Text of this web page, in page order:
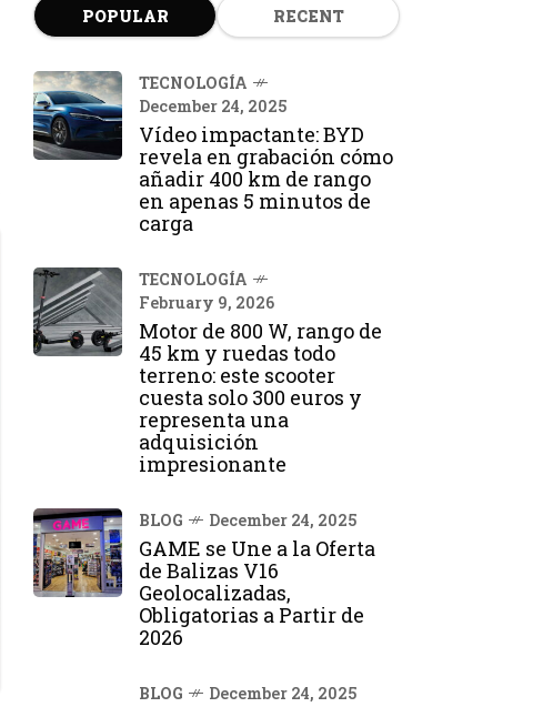
POPULAR RECENT
TECNOLOGÍA
December 24, 2025
Vídeo impactante: BYD
revela en grabación cómo
añadir 400 km de rango
en apenas 5 minutos de
carga
TECNOLOGÍA
February 9, 2026
Motor de 800 W, rango de
45 km y ruedas todo
terreno: este scooter
cuesta solo 300 euros y
representa una
adquisición
impresionante
BLOG December 24, 2025
GAME se Une a la Oferta
de Balizas V16
Geolocalizadas,
Obligatorias a Partir de
2026
BLOG December 24, 2025